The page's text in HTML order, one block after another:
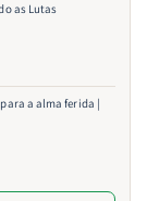
as Lutas
a alma ferida |